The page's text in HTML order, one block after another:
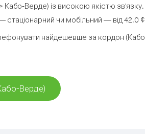
Кабо-Верде) із високою якістю зв'язку.
чи мобільний — від 42.0 ¢
найдешевше за кордон
Верде)